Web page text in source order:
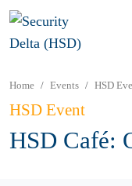
Home Events HSD
HSD Event
HSD Café: